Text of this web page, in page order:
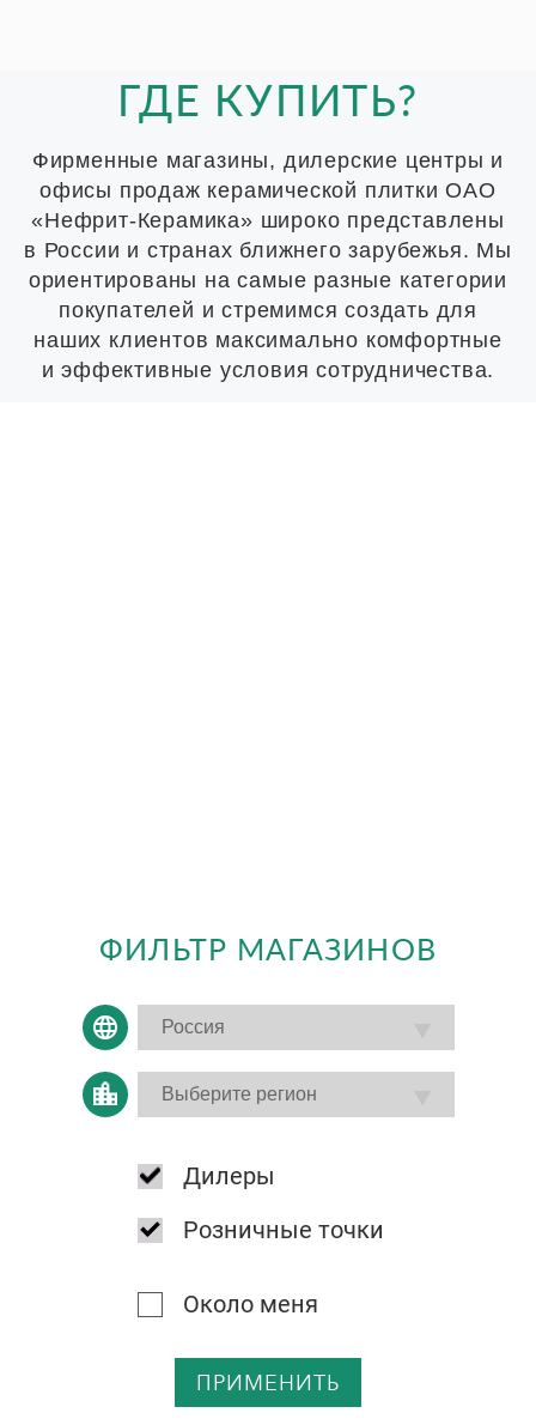
ГДЕ КУПИТЬ?
Фирменные магазины, дилерские центры и
офисы продаж керамической плитки ОАО
«Нефрит-Керамика» широко представлены
в России и странах ближнего зарубежья. Мы
ориентированы на самые разные категории
покупателей и стремимся создать для
наших клиентов максимально комфортные
и эффективные условия сотрудничества.
ФИЛЬТР МАГАЗИНОВ
Дилеры
Розничные точки
Около меня
ПРИМЕНИТЬ